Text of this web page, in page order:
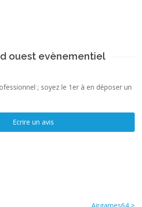
ouest evènementiel
; soyez le 1er à en déposer un
Ecrire un avis